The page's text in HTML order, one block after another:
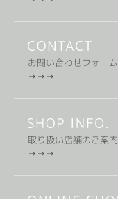
お問い合わせフォーム
取り扱い店舗のご案内